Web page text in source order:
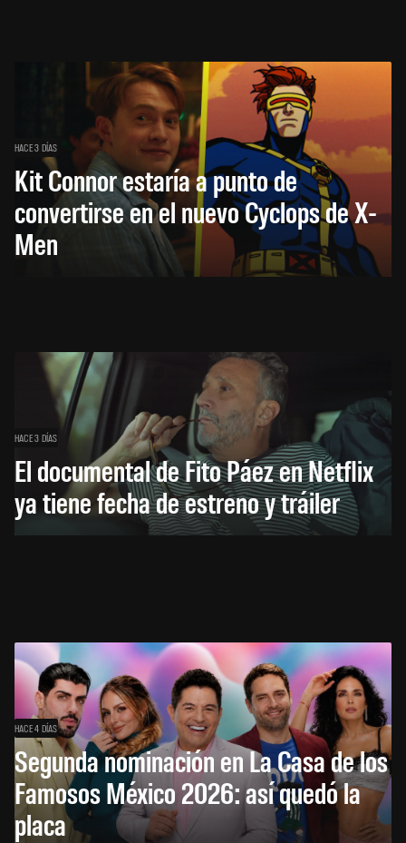
HACE 3 DÍAS
Kit Connor estaría a punto de
convertirse en el nuevo Cyclops de X-
Men
HACE 3 DÍAS
El documental de Fito Páez en Netflix
ya tiene fecha de estreno y tráiler
HACE 4 DÍAS
Segunda nominación en La Casa de los
Famosos México 2026: así quedó la
placa